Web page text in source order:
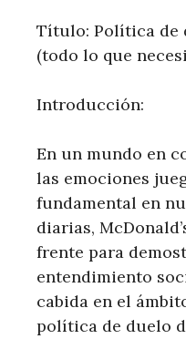
Título: Política de
(todo lo que
Introducción:
En un mundo en
las emociones
fundamental en
diarias,
frente para
entendimiento
cabida en el
política de duelo